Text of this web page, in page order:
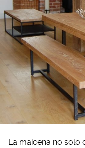
La maicena no solo